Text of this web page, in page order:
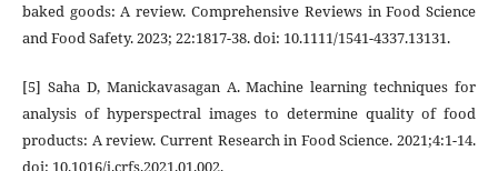
baked goods: A review. Comprehensive Reviews in Food Science
and Food Safety. 2023; 22:1817-38. doi: 10.1111/1541-4337.13131.
[5] Saha D, Manickavasagan A. Machine learning techniques for
analysis of hyperspectral images to determine quality of food
products: A review. Current Research in Food Science. 2021;4:1-14.